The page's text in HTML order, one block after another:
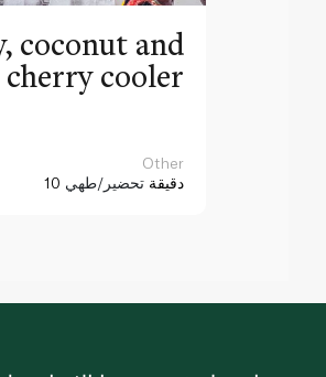
coconut and
cherry cooler
Other
10 دقيقة تحضير/طهي